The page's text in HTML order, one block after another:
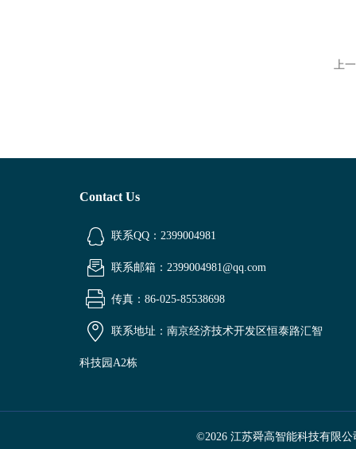
上
Contact Us
联系QQ：2399004981
联系邮箱：2399004981@qq.com
传真：86-025-85538698
联系地址：南京经济技术开发区恒泰路汇智
科技园A2栋
©2026 江苏舜高智能科技有限